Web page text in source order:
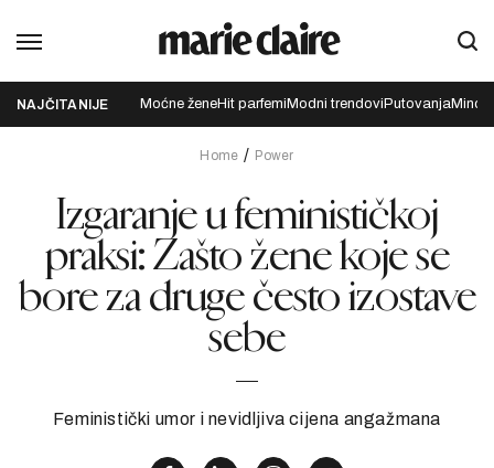
NAJČITANIJE Moćne ženeHit parfemi Modni trendovi Putovanja
Home Power
Izgaranje u feminističkoj
praksi: Zašto žene koje se
bore za druge često izostave
sebe
Feministički umor i nevidljiva cijena angažmana